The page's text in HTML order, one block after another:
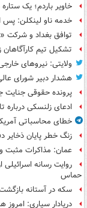
خاویر باردم؛ یک
خدمه ناو لینکلن: پس از ۸ ماه حضور در دریا خسته و درمانده‌
توافق بغداد و شرکت
تشکیل تیم
ولایتی: نیروهای
هشدار دبیر شورای
پرونده حقوقی جنایت
ادعای زلنسکی
خطای محاسباتی
زنگ خطر پایان
عمان: مذاکرات مثبت و
روایت رسانه
حماس
سکه در آستانه بازگشت به کانال
دریادار سیاری: